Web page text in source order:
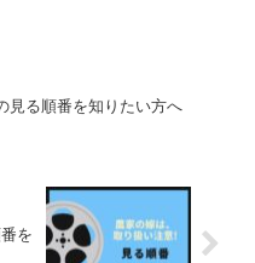
見る順番を知りたい方へ
を